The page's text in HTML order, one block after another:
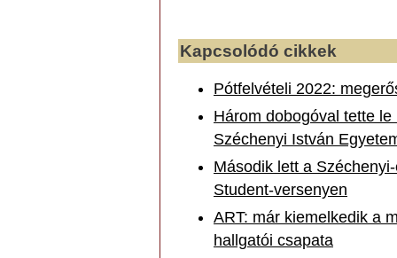
Kapcsolódó cikkek
Pótfelvételi 2022:
Három dobogóval tette
Széchenyi István
Második lett a
Student-versenyen
ART: már kiemelkedik a
hallgatói csapata